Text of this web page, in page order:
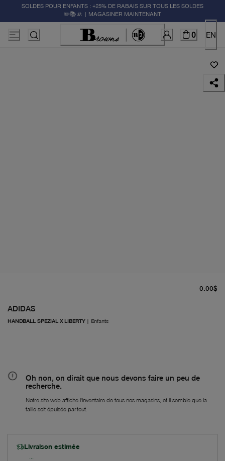
SOLDES POUR ENFANTS : +25% DE RABAIS SUR TOUS LES SOLDES
✏️📚🚸 | MAGASINER MAINTENANT
0 EN
ADIDAS
HANDBALL SPEZIAL X LIBERTY| Enfants
0.00$
Oh non, on dirait que nous devons faire un peu de
recherche.
Notre site web affiche l'inventaire de tous nos magasins, et il semble que la
taille soit épuisée partout.
Livraison estimée